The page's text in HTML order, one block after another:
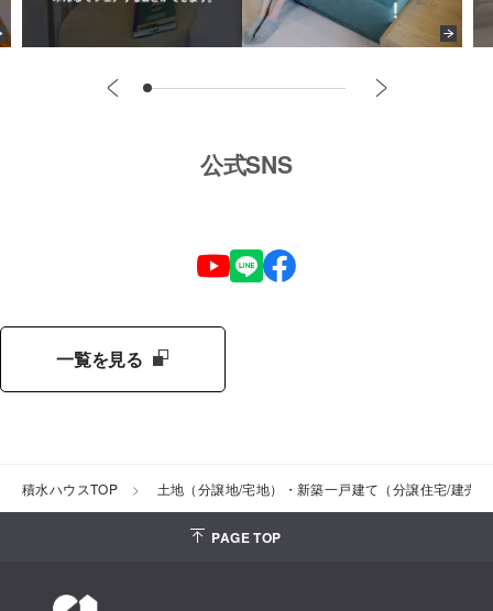
公式SNS
一覧を見る
積水ハウスTOP 土地（分譲地/宅地）・新築一戸建て（分譲住宅/建売
PAGE TOP